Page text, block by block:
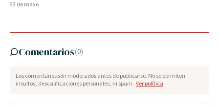
23 de mayo
Comentarios(0)
Los comentarios son moderados antes de publicarse. No se permiten
insultos, descalificaciones personales, ni spam. Ver política